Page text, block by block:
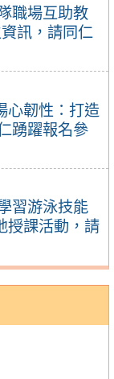
職場互助教
訊，請同仁
心韌性：打造
踴躍報名參
習游泳技能
授課活動，請